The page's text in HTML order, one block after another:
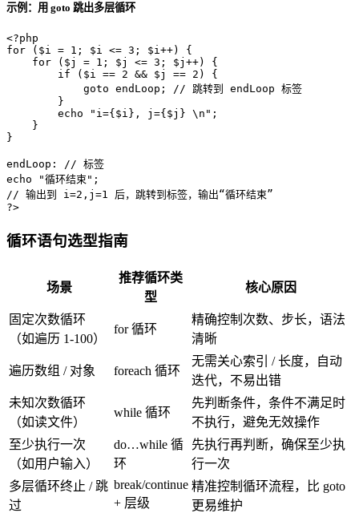
示例：用 goto 跳出多层循环
<?php
for ( $i = 1 ; $i <= 3 ; $i ++) {
for ( $j = 1 ; $j <= 3 ; $j ++) {
if ( $i == 2 && $j == 2 ) {
goto endLoop;
// 跳转到 endLoop 标签
        }
echo
"i={$i} , j={$j} \n" ;
    }
}
endLoop:
// 标签
echo
"循环结束"
// 输出到 i=2,j=1 后，跳转到标签，输出“循环结束”
?>
循环语句选型指南
场景
推荐循环类
型
核心原因
固定次数循环
（如遍历 1-100）
for 循环
精确控制次数、步长，语法
清晰
遍历数组 / 对象 foreach 循环
无需关心索引 / 长度，自动
迭代，不易出错
未知次数循环
（如读文件）
while 循环
先判断条件，条件不满足时
不执行，避免无效操作
至少执行一次
（如用户输入）
do…while 循
环
先执行再判断，确保至少执
行一次
多层循环终止 / 跳
过
break/continue
+ 层级
精准控制循环流程，比 goto
更易维护